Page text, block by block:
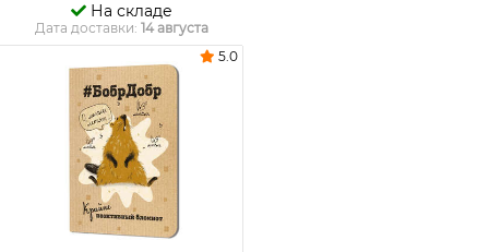
На складе
Дата доставки: 14 августа
5.0